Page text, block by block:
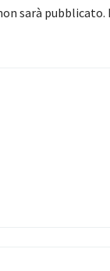
sarà pubblicato.